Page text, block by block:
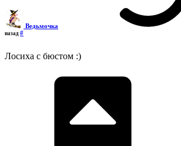
Ведьмочка
назад #
Лосиха с бюстом :)